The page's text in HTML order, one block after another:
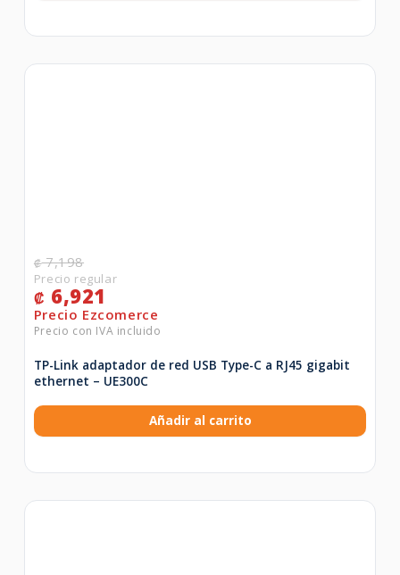
₡7,198
₡ 6,921
TP-Link adaptador de red USB Type-C a RJ45 gigabit
ethernet – UE300C
Añadir al carrito